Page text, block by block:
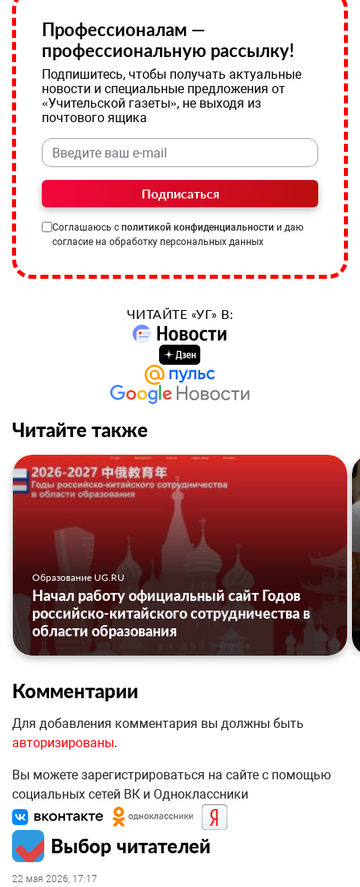
Профессионалам —
профессиональную рассылку!
Подпишитесь, чтобы получать актуальные
новости и специальные предложения от
«Учительской газеты», не выходя из
почтового ящика
Подписаться
Соглашаюсь с политикой конфиденциальности и даю
согласие на обработку персональных данных
ЧИТАЙТЕ «УГ» В:
Читайте также
Образование UG.RU
Начал работу официальный сайт Годов
российско-китайского сотрудничества в
области образования
Комментарии
Для добавления комментария вы должны быть
авторизированы.
Вы можете зарегистрироваться на сайте с помощью
социальных сетей ВК и Одноклассники
Выбор читателей
22 мая 2026, 17:17